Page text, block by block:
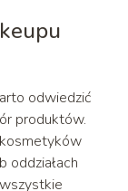
odwiedzić
produktów.
oddziałach